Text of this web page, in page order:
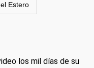
Estero
los mil días de su